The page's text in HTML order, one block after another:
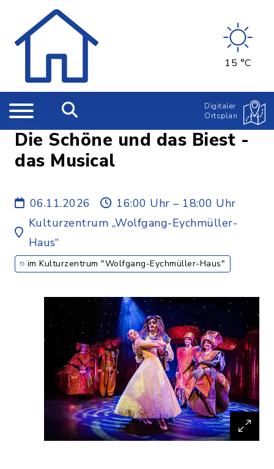
15 °C
Digitaler
Ortsplan
Die Schöne und das Biest -
das Musical
06.11.2026
16:00 Uhr – 18:00 Uhr
Kulturzentrum „Wolfgang-Eychmüller-
Haus“
im Kulturzentrum "Wolfgang-Eychmüller-Haus"